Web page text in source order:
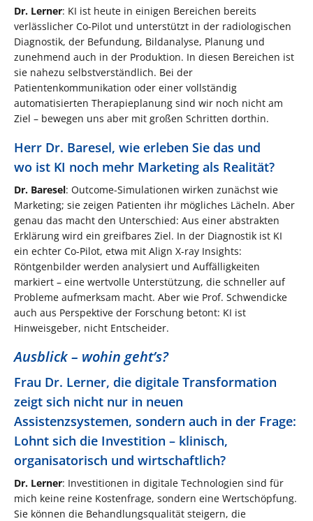
Dr. Lerner: KI ist heute in einigen Bereichen bereits
verlässlicher Co-Pilot und unterstützt in der radiologischen
Diagnostik, der Befundung, Bildanalyse, Planung und
zunehmend auch in der Produktion. In diesen Bereichen ist
sie nahezu selbstverständlich. Bei der
Patientenkommunikation oder einer vollständig
automatisierten Therapieplanung sind wir noch nicht am
Ziel – bewegen uns aber mit großen Schritten dorthin.
Herr Dr. Baresel, wie erleben Sie das und
wo ist KI noch mehr Marketing als Realität?
Dr. Baresel: Outcome-Simulationen wirken zunächst wie
Marketing; sie zeigen Patienten ihr mögliches Lächeln. Aber
genau das macht den Unterschied: Aus einer abstrakten
Erklärung wird ein greifbares Ziel. In der Diagnostik ist KI
ein echter Co-Pilot, etwa mit Align X-ray Insights:
Röntgenbilder werden analysiert und Auffälligkeiten
markiert – eine wertvolle Unterstützung, die schneller auf
Probleme aufmerksam macht. Aber wie Prof. Schwendicke
auch aus Perspektive der Forschung betont: KI ist
Hinweisgeber, nicht Entscheider.
Ausblick – wohin geht’s?
Frau Dr. Lerner, die digitale Transformation
zeigt sich nicht nur in neuen
Assistenzsystemen, sondern auch in der Frage:
Lohnt sich die Investition – klinisch,
organisatorisch und wirtschaftlich?
Dr. Lerner: Investitionen in digitale Technologien sind für
mich keine reine Kostenfrage, sondern eine Wertschöpfung.
Sie können die Behandlungsqualität steigern, die